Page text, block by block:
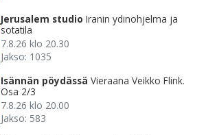
Jerusalem studio Iranin ydinohjelma ja
sotatila
7.8.26 klo 20.30
Jakso: 1035
Isännän pöydässä Vieraana Veikko Flink.
Osa 2/3
7.8.26 klo 20.00
Jakso: 583